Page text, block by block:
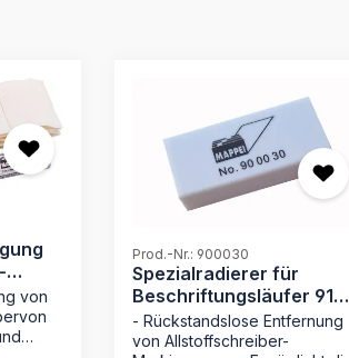
von
Prod.-Nr.: 900030
Spezialradierer für
Beschriftungsläufer 9124
..- Rückstandslose Entfernung
von Allstoffschreiber-